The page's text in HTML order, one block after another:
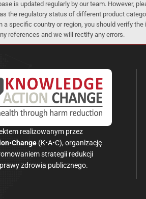
is updated regularly by our team. However,
the regulatory status of different product
a specific country or region, you should verify
references and we will rectify any errors.
realizowanym przez
(K•A•C), organizację
strategii redukcji
zdrowia publicznego.